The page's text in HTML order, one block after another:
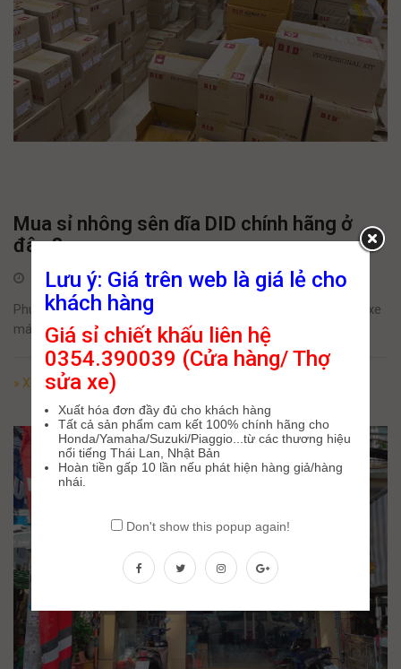
Mua sỉ nhông sên dĩa DID chính hãng ở
đâu ?
4 Tháng Bảy, 2022
Phutungthailan.com là nhà nhập khẩu và phân phối phụ tùng xe
máy nhiều thương hiệu lớn như YSS, Bando, Aspira
» Xem Tiếp
Lưu ý: Giá trên web là giá lẻ cho
khách hàng
Giá sỉ chiết khấu liên hệ
0354.390039 (Cửa hàng/ Thợ
sửa xe)
Xuất hóa đơn đầy đủ cho khách hàng
Tất cả sản phẩm cam kết 100% chính hãng cho
Honda/Yamaha/Suzuki/Piaggio...từ các thương hiệu
nổi tiếng Thái Lan, Nhật Bản
Hoàn tiền gấp 10 lần nếu phát hiện hàng giả/hàng
nhái.
Don't show this popup again!